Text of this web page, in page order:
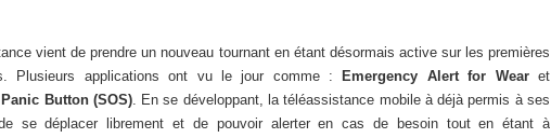
vient de prendre un nouveau tournant en étant désormais active sur les premières
Plusieurs applications ont vu le jour comme : Emergency Alert for Wearet
Button (SOS). En se développant, la téléassistance mobile à déjà permis à ses
se déplacer librement et de pouvoir alerter en cas de besoin tout en étant à